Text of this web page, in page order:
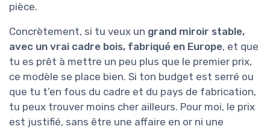
pièce.
Concrètement, si tu veux un grand miroir stable,
avec un vrai cadre bois, fabriqué en Europe, et que
tu es prêt à mettre un peu plus que le premier prix,
ce modèle se place bien. Si ton budget est serré ou
que tu t’en fous du cadre et du pays de fabrication,
tu peux trouver moins cher ailleurs. Pour moi, le prix
est justifié, sans être une affaire en or ni une